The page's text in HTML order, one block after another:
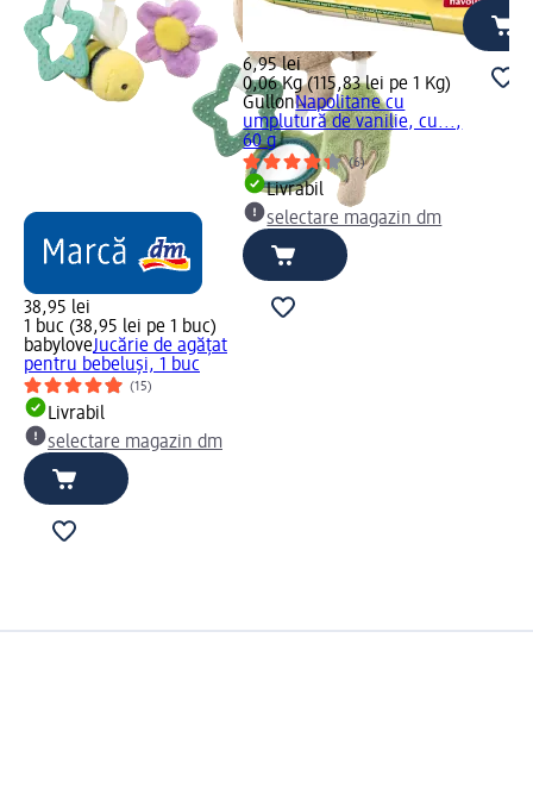
38,95 lei
1 buc (38,95 lei pe 1 buc)
babyloveJucărie de agățat
pentru bebeluși, 1 buc
(15)
Livrabil
selectare magazin dm
6,95 lei
0,06 Kg (115,83 lei pe 1 Kg)
GullonNapolitane cu
umplutură de vanilie, cu...,
60 g
(6)
Livrabil
selectare magazin dm